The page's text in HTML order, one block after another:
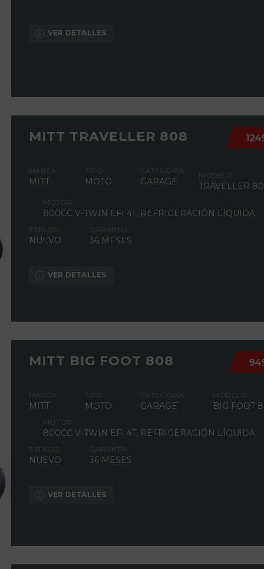
VER DETALLES
MITT TRAVELLER 808
MARCA
MITT
TIPO
MOTO
CATEGORÍA
GARAGE
MODELO
TRAVELLER
MOTOR
800CC V-TWIN EFI 4T, REFRIGERACIÓN LÍQUIDA
ESTADO
NUEVO
GARANTÍA
36 MESES
VER DETALLES
MITT BIG FOOT 808
MARCA
MITT
TIPO
MOTO
CATEGORÍA
GARAGE
MODELO
BIG FOOT
MOTOR
800CC V-TWIN EFI 4T, REFRIGERACIÓN LÍQUIDA
ESTADO
NUEVO
GARANTÍA
36 MESES
VER DETALLES